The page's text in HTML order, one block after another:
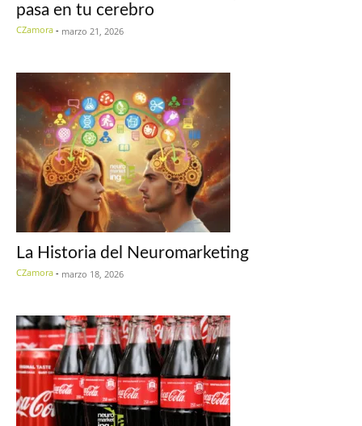
pasa en tu cerebro
CZamora - marzo 21, 2026
La Historia del Neuromarketing
CZamora - marzo 18, 2026